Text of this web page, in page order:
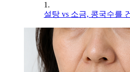
1.
설탕 vs 소금, 콩국수를